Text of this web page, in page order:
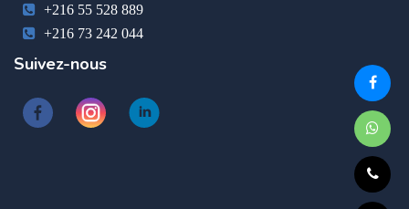
+216 55 528 889
+216 73 242 044
Suivez-nous